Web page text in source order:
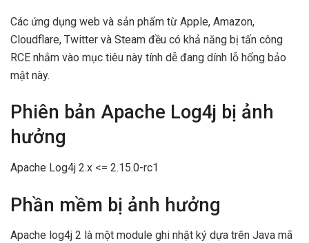
Các ứng dụng web và sản phẩm từ Apple, Amazon,
Cloudflare, Twitter và Steam đều có khả năng bị tấn công
RCE nhắm vào mục tiêu này tính dễ đang dính lỗ hổng bảo
mật này.
Phiên bản Apache Log4j bị ảnh
hưởng
Apache Log4j 2.x <= 2.15.0-rc1
Phần mềm bị ảnh hưởng
Apache log4j 2 là một module ghi nhật ký dựa trên Java mã